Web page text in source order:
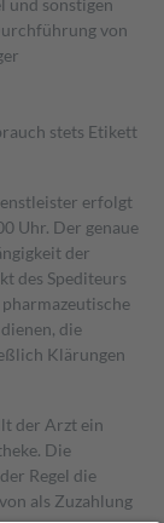
und sonstigen
von
stets Etikett
erfolgt
Uhr. Der genaue
der
des Spediteurs
die
Klärungen
der Arzt ein
Die
Regel die
als Zuzahlung